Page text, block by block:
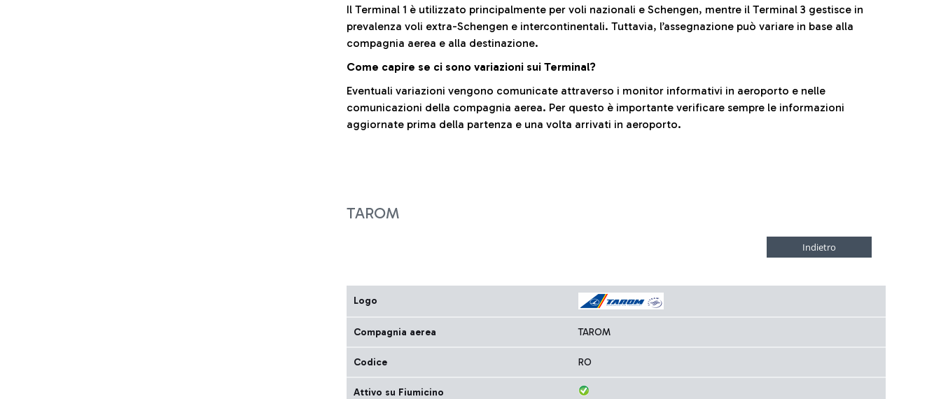
Il Terminal 1 è utilizzato principalmente per voli nazionali e Schengen, mentre il Terminal 3 gestisce in
prevalenza voli extra-Schengen e intercontinentali. Tuttavia, l’assegnazione può variare in base alla
compagnia aerea e alla destinazione.
Come capire se ci sono variazioni sui Terminal?
Eventuali variazioni vengono comunicate attraverso i monitor informativi in aeroporto e nelle
comunicazioni della compagnia aerea. Per questo è importante verificare sempre le informazioni
aggiornate prima della partenza e una volta arrivati in aeroporto.
TAROM
Logo
Compagnia aerea TAROM
Codice RO
Attivo su Fiumicino